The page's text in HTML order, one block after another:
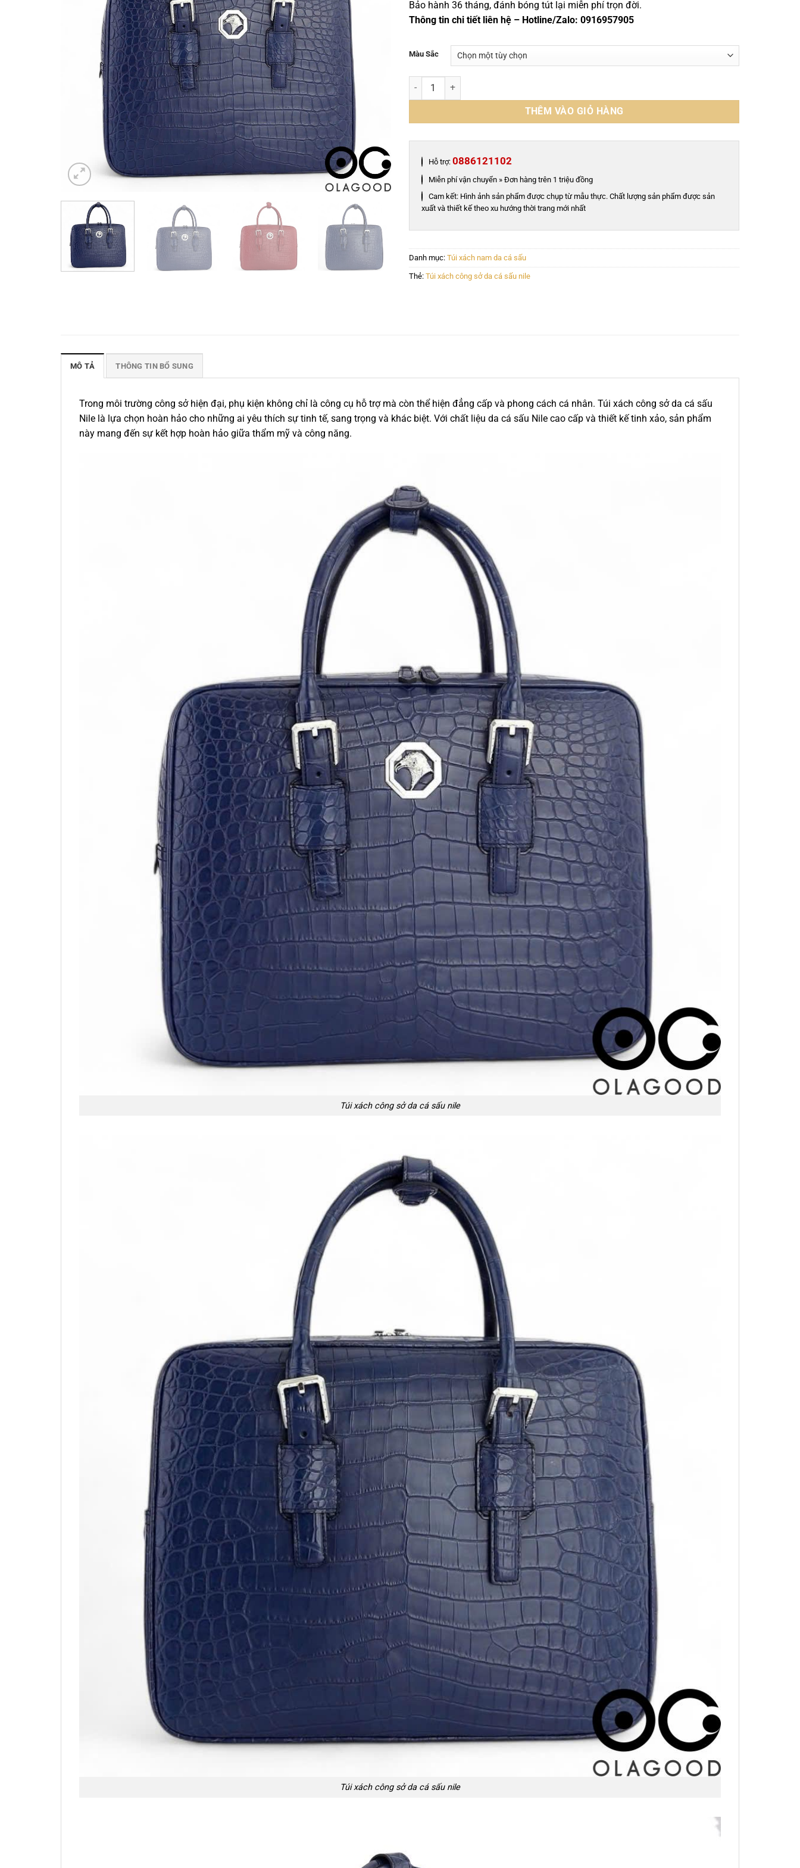
Bảo hành 36 tháng, đánh bóng tút lại miễn phí trọn đời.
Thông tin chi tiết liên hệ – Hotline/Zalo: 0916957905
Màu Sắc
Túi xách công sở da cá sấu nile - CLT0137S số lượng
THÊM VÀO GIỎ HÀNG
Hỗ trợ: 0886121102
Miễn phí vận chuyển » Đơn hàng trên 1 triệu đồng
Cam kết: Hình ảnh sản phẩm được chụp từ mẫu thực. Chất lượng sản phẩm được sản
xuất và thiết kế theo xu hướng thời trang mới nhất
Danh mục: Túi xách nam da cá sấu
Thẻ: Túi xách công sở da cá sấu nile
MÔ TẢ THÔNG TIN BỔ SUNG
Trong môi trường công sở hiện đại, phụ kiện không chỉ là công cụ hỗ trợ mà còn thể hiện đẳng cấp và phong cách cá nhân. Túi xách công sở da cá sấu
Nile là lựa chọn hoàn hảo cho những ai yêu thích sự tinh tế, sang trọng và khác biệt. Với chất liệu da cá sấu Nile cao cấp và thiết kế tinh xảo, sản phẩm
này mang đến sự kết hợp hoàn hảo giữa thẩm mỹ và công năng.
Túi xách công sở da cá sấu nile
Túi xách công sở da cá sấu nile